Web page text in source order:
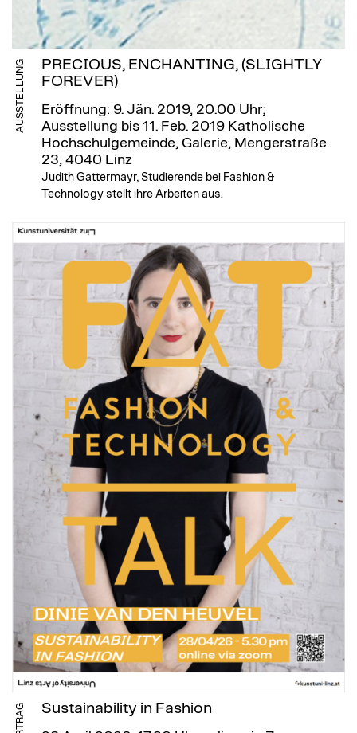
AUSSTELLUNG
PRECIOUS, ENCHANTING, (SLIGHTLY
FOREVER)
Eröffnung: 9. Jän. 2019, 20.00 Uhr;
Ausstellung bis 11. Feb. 2019 Katholische
Hochschulgemeinde, Galerie, Mengerstraße
23, 4040 Linz
Judith Gattermayr, Studierende bei Fashion &
Technology stellt ihre Arbeiten aus.
Sustainability in Fashion